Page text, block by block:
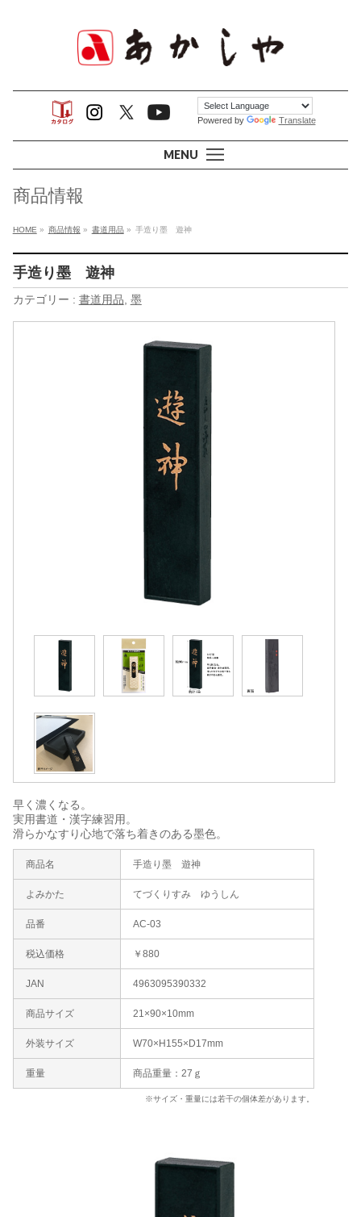
MENU
Powered by Translate
商品情報
HOME » 商品情報 » 書道用品» 手造り墨 遊神
手造り墨 遊神
カテゴリー : 書道用品 墨
早く濃くなる。
実用書道・漢字練習用。
滑らかなすり心地で落ち着きのある墨色。
※サイズ・重量には若干の個体差があります。
商品名 手造り墨 遊神
よみかた てづくりすみ ゆうしん
品番 AC-03
税込価格 ￥880
JAN 4963095390332
商品サイズ 21×90×10mm
外装サイズ W70×H155×D17mm
重量 商品重量：27ｇ